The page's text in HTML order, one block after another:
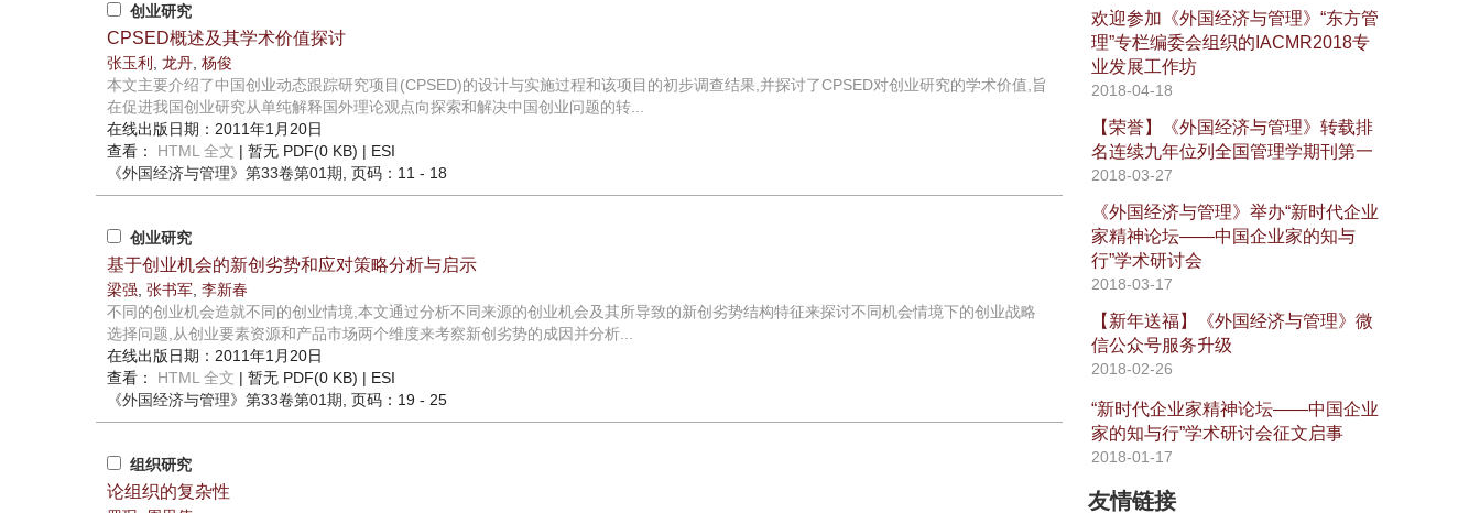
创业研究
CPSED概述及其学术价值探讨
张玉利 龙丹 杨俊
本文主要介绍了中国创业动态跟踪研究项目(CPSED)的设计与实施过程和该项目的初步调查结果,并探讨了CPSED对创业研究的学术价值,旨
在促进我国创业研究从单纯解释国外理论观点向探索和解决中国创业问题的转...
在线出版日期：2011年1月20日
查看： HTML 全文 | 暂无 PDF(0 KB) | ESI
《外国经济与管理》 第33卷第01期 , 页码：11 - 18
创业研究
基于创业机会的新创劣势和应对策略分析与启示
梁强 张书军 李新春
不同的创业机会造就不同的创业情境,本文通过分析不同来源的创业机会及其所导致的新创劣势结构特征来探讨不同机会情境下的创业战略
选择问题,从创业要素资源和产品市场两个维度来考察新创劣势的成因并分析...
在线出版日期：2011年1月20日
查看： HTML 全文 | 暂无 PDF(0 KB) | ESI
《外国经济与管理》 第33卷第01期 , 页码：19 - 25
组织研究
论组织的复杂性
欢迎参加《外国经济与管理》“东方管
理”专栏编委会组织的IACMR2018专
业发展工作坊
2018-04-18
【荣誉】《外国经济与管理》转载排
名连续九年位列全国管理学期刊第一
2018-03-27
《外国经济与管理》举办“新时代企业
家精神论坛——中国企业家的知与
行”学术研讨会
2018-03-17
【新年送福】《外国经济与管理》微
信公众号服务升级
2018-02-26
“新时代企业家精神论坛——中国企业
家的知与行”学术研讨会征文启事
2018-01-17
友情链接